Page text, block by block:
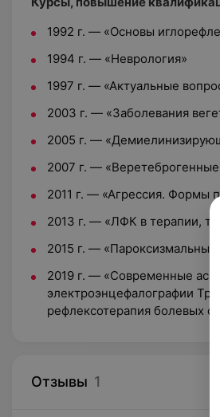
1992 г. — «Основы
1994 г. — «Неврология»
1997 г. — «Актуальные
2003 г. — «Заболевания
2005 г. —
2007 г. —
2011 г. — «Агрессия. Формы
2013 г. — «ЛФК в терапии,
2015 г. — «Пароксизмальные
2019 г. — «Современные
электроэнцефалографии
рефлексотерапия болевых
Отзывы 1